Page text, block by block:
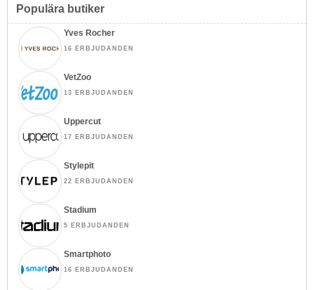
Populära butiker
Yves Rocher
16 ERBJUDANDEN
VetZoo
13 ERBJUDANDEN
Uppercut
17 ERBJUDANDEN
Stylepit
22 ERBJUDANDEN
Stadium
5 ERBJUDANDEN
Smartphoto
16 ERBJUDANDEN